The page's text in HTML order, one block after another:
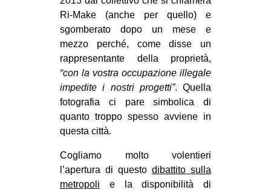
DIRITTO ALL’ABITARE
GENERI
MIGRAZIONI
PRECARIATO
REPRESSIONE
STUDENTI
ARTE
CINEMA
Ri-Make (anche per quello) e
sgomberato dopo un mese e
mezzo perché, come disse un
rappresentante della proprietà,
“con la vostra occupazione illegale
impedite i nostri progetti”. Quella
fotografia ci pare simbolica di
quanto troppo spesso avviene in
questa città.
Cogliamo molto volentieri
l’apertura di questo dibattito sulla
metropoli e la disponibilità di